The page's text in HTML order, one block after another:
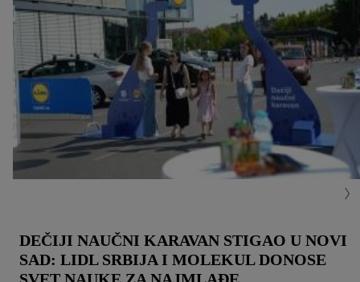
DEČIJI NAUČNI KARAVAN STIGAO U NOVI
SAD: LIDL SRBIJA I MOLEKUL DONOSE